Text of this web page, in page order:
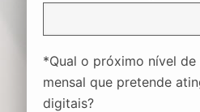
*Qual o próximo nível
mensal que pretende
digitais?